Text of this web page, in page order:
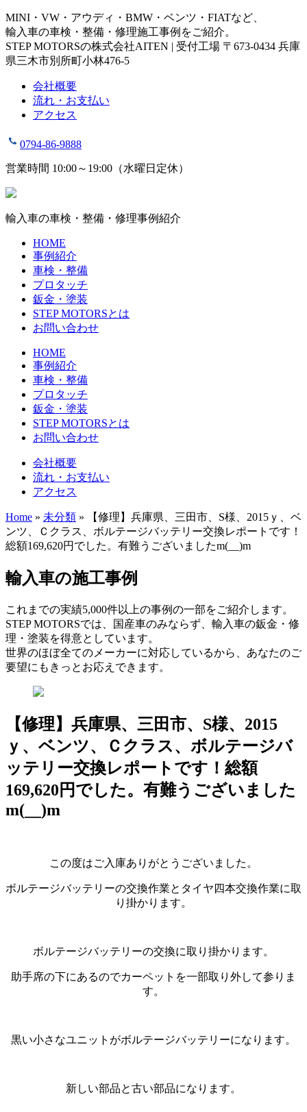
MINI・VW・アウディ・BMW・ベンツ・FIATなど、
輸入車の車検・整備・修理施工事例をご紹介。
STEP MOTORSの株式会社AITEN | 受付工場 〒673-0434 兵庫
県三木市別所町小林476-5
会社概要
流れ・お支払い
アクセス
0794-86-9888
営業時間 10:00～19:00（水曜日定休）
輸入車の車検・整備・修理事例紹介
HOME
事例紹介
車検・整備
プロタッチ
鈑金・塗装
STEP MOTORSとは
お問い合わせ
HOME
事例紹介
車検・整備
プロタッチ
鈑金・塗装
STEP MOTORSとは
お問い合わせ
会社概要
流れ・お支払い
アクセス
Home » 未分類 » 【修理】兵庫県、三田市、S様、2015ｙ、ベ
ンツ、Ｃクラス、ボルテージバッテリー交換レポートです！
総額169,620円でした。有難うございましたm(__)m
輸入車の施工事例
これまでの実績5,000件以上の事例の一部をご紹介します。
STEP MOTORSでは、国産車のみならず、輸入車の鈑金・修
理・塗装を得意としています。
世界のほぼ全てのメーカーに対応しているから、あなたのご
要望にもきっとお応えできます。
【修理】兵庫県、三田市、S様、2015
ｙ、ベンツ、Ｃクラス、ボルテージバ
ッテリー交換レポートです！総額
169,620円でした。有難うございました
m(__)m
この度はご入庫ありがとうございました。
ボルテージバッテリーの交換作業とタイヤ四本交換作業に取
り掛かります。
ボルテージバッテリーの交換に取り掛かります。
助手席の下にあるのでカーペットを一部取り外して参りま
す。
黒い小さなユニットがボルテージバッテリーになります。
新しい部品と古い部品になります。